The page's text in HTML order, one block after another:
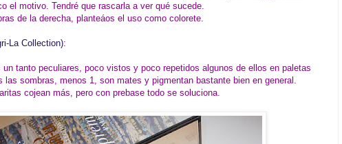
el motivo. Tendré que rascarla a ver qué sucede.
de la derecha, planteáos el uso como colorete.
La Collection):
un tanto peculiares, poco vistos y poco repetidos algunos de ellos en paletas
las sombras, menos 1, son mates y pigmentan bastante bien en general.
cojean más, pero con prebase todo se soluciona.